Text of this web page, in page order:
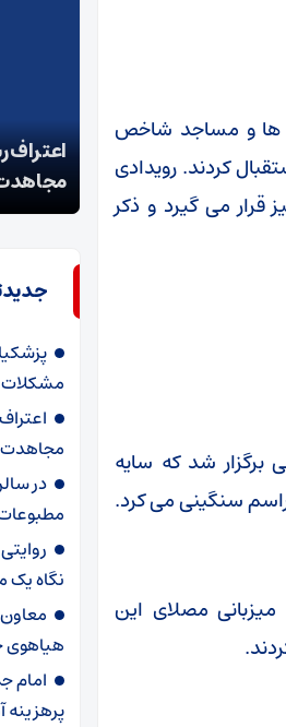
ها و مساجد شاخص
کردند. رویدادی
قرار می گیرد و ذکر
برگزار شد که سایه
سنگینی می کرد.
مصلای این
مردمی، پایه حل
مجاهدت
در
نگاه
معاون
امام